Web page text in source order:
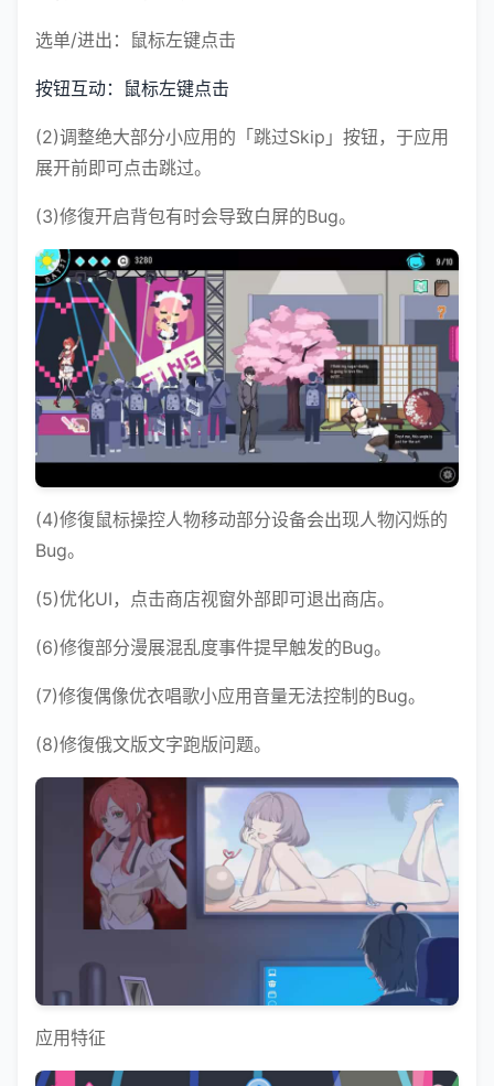
选单/进出：鼠标左键点击
按钮互动：鼠标左键点击
(2)调整绝大部分小应用的「跳过Skip」按钮，于应用
展开前即可点击跳过。
(3)修復开启背包有时会导致白屏的Bug。
(4)修復鼠标操控人物移动部分设备会出现人物闪烁的
Bug。
(5)优化UI，点击商店视窗外部即可退出商店。
(6)修復部分漫展混乱度事件提早触发的Bug。
(7)修復偶像优衣唱歌小应用音量无法控制的Bug。
(8)修復俄文版文字跑版问题。
应用特征